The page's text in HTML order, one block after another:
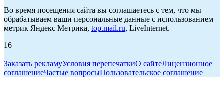
Во время посещения сайта вы соглашаетесь с тем, что мы
обрабатываем ваши персональные данные с использованием
метрик Яндекс Метрика, top.mail.ru, LiveInternet.
16+
Заказать рекламуУсловия перепечаткиО сайтеЛицензионное
соглашениеЧастые вопросыПользовательское соглашение